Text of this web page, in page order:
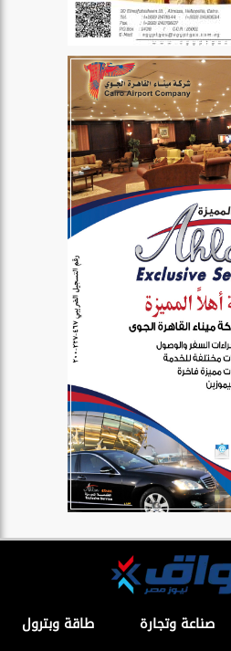
صناعة وتجارة طاقة وبترول